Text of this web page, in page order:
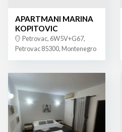
APARTMANI MARINA
KOPITOVIC
Petrovac, 6W5V+G67,
Petrovac 85300, Montenegro